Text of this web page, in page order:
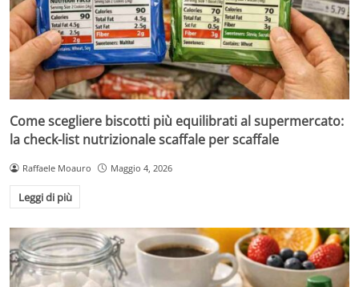
Come scegliere biscotti più equilibrati al supermercato:
la check-list nutrizionale scaffale per scaffale
Raffaele Moauro Maggio 4, 2026
Leggi di più